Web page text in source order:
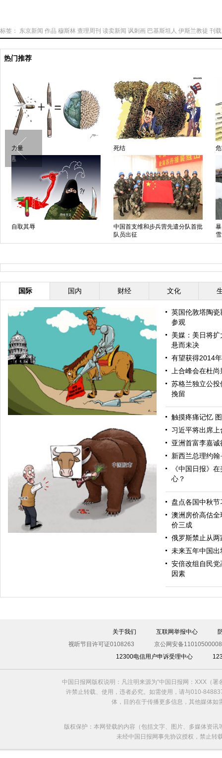
标签： 东京新闻 作品 穆斯林 查理周刊 读卖新闻 讽刺画 巴基斯坦人 伊斯兰教徒 刊载
热门推荐
力量 死结
自取其辱
中国首支维和步兵营先遣分队首批
队员出征
国际 国内 财经 文化
不现实
英国伦敦塔陶
参观
美媒：美日将
悬而未决
有望获得2014
上合峰会在杜
苏格兰独立公
挽留
触摸疼痛记忆
习近平将出席
亚洲首富李嘉
新西兰总理约翰
《中国日报》
心？
盘点各国中秋节
澳洲房价高估
价三成
俄罗斯禁止从
未来五年中国
安倍改组自民
因素
关于我们 互联网举报中心
视听节目许可证0108263
京公网安备
12300电信用户申诉受理中心
中国日报网版权说明：凡注明来源为“中国日报网：XXX（
许禁止转载、使用，违者必究。如需使用，请与010-
体，目的在于传播更多信息，其他媒体
版权保护：本网登载的内容（包括文字、图片、多媒体资
未经中国日报网事先协议授权，禁止转